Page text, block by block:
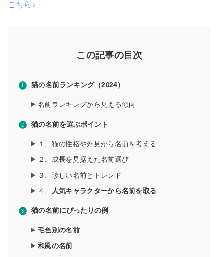
こちら♪
この記事の目次
猫の名前ランキング（2024）
名前ランキングから見える傾向
猫の名前を選ぶポイント
１、猫の性格や外見から名前を考える
２、成長を見据えた名前選び
３、珍しい名前とトレンド
４、
人気キャラクターから名前を取る
猫の名前にぴったりの例
毛色別の名前
和風の名前